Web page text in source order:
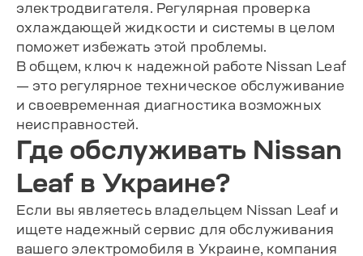
электродвигателя. Регулярная проверка
охлаждающей жидкости и системы в целом
поможет избежать этой проблемы.
В общем, ключ к надежной работе Nissan Leaf
— это регулярное техническое обслуживание
и своевременная диагностика возможных
неисправностей.
Где обслуживать Nissan
Leaf в Украине?
Если вы являетесь владельцем Nissan Leaf и
ищете надежный сервис для обслуживания
вашего электромобиля в Украине, компания